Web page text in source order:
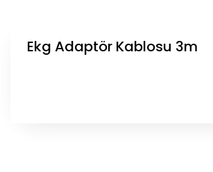
Ekg Adaptör Kablosu 3m